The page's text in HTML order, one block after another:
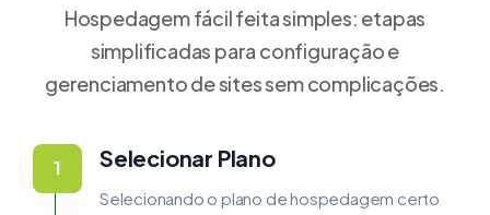
Hospedagem fácil feita simples: etapas
simplificadas para configuração e
gerenciamento de sites sem complicações.
Selecionar Plano
Selecionando o plano de hospedagem certo